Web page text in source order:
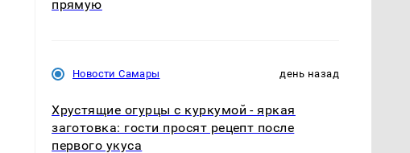
прямую
Новости Самары день назад
Хрустящие огурцы с куркумой - яркая
заготовка: гости просят рецепт после
первого укуса